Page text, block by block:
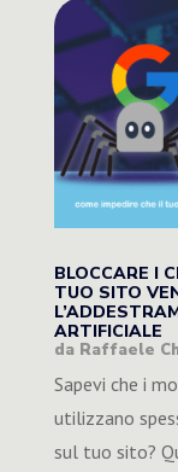
BLOCCARE I
TUO SITO
ARTIFICIALE
da Raffaele
Sapevi che i
utilizzano
sul tuo sito?